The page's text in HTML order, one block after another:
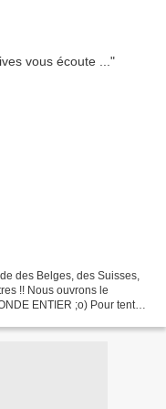
des Belges, des Suisses,
!! Nous ouvrons le
ENTIER ;o) Pour tenter